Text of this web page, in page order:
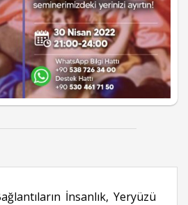
İnsanlık, Yeryüzü